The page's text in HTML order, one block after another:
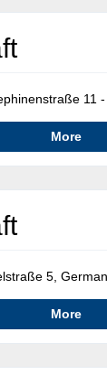
11
More
5,
More